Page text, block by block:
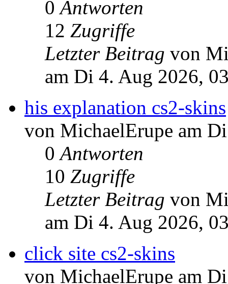
0Antworten
12 Zugriffe
Letzter Beitrag von
am Di 4. Aug 2026,
his explanation cs2-skins
von MichaelErupe am
0Antworten
10 Zugriffe
Letzter Beitrag von
am Di 4. Aug 2026,
click site cs2-skins
von MichaelErupe am